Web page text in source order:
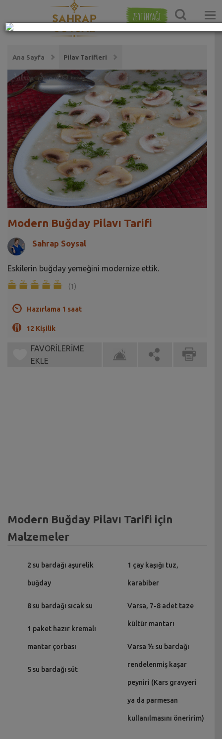
ZEYTİNYAĞI
Ana Sayfa Pilav Tarifleri
Modern Buğday Pilavı Tarifi
Sahrap Soysal
Eskilerin buğday yemeğini modernize ettik.
(1)
Hazırlama 1 saat
12 Kişilik
FAVORİLERİME
EKLE
Modern Buğday Pilavı Tarifi için
Malzemeler
2 su bardağı aşurelik
buğday
8 su bardağı sıcak su
1 paket hazır kremalı
mantar çorbası
5 su bardağı süt
1 çay kaşığı tuz,
karabiber
Varsa, 7-8 adet taze
kültür mantarı
Varsa ½ su bardağı
rendelenmiş kaşar
peyniri (Kars gravyeri
ya da parmesan
kullanılmasını öneririm)